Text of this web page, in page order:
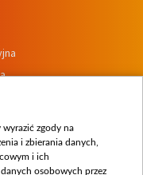
wyrazić zgody na
i zbierania danych,
i ich
osobowych przez